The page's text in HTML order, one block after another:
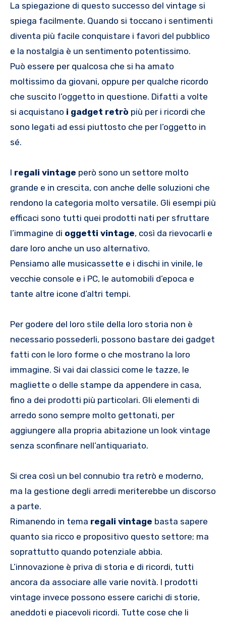
La spiegazione di questo successo del vintage si
spiega facilmente. Quando si toccano i sentimenti
diventa più facile conquistare i favori del pubblico
e la nostalgia è un sentimento potentissimo.
Può essere per qualcosa che si ha amato
moltissimo da giovani, oppure per qualche ricordo
che suscito l’oggetto in questione. Difatti a volte
si acquistano i gadget retrò più per i ricordi che
sono legati ad essi piuttosto che per l’oggetto in
sé.
I regali vintage però sono un settore molto
grande e in crescita, con anche delle soluzioni che
rendono la categoria molto versatile. Gli esempi più
efficaci sono tutti quei prodotti nati per sfruttare
l’immagine di oggetti vintage, così da rievocarli e
dare loro anche un uso alternativo.
Pensiamo alle musicassette e i dischi in vinile, le
vecchie console e i PC, le automobili d’epoca e
tante altre icone d’altri tempi.
Per godere del loro stile della loro storia non è
necessario possederli, possono bastare dei gadget
fatti con le loro forme o che mostrano la loro
immagine. Si vai dai classici come le tazze, le
magliette o delle stampe da appendere in casa,
fino a dei prodotti più particolari. Gli elementi di
arredo sono sempre molto gettonati, per
aggiungere alla propria abitazione un look vintage
senza sconfinare nell’antiquariato.
Si crea così un bel connubio tra retrò e moderno,
ma la gestione degli arredi meriterebbe un discorso
a parte.
Rimanendo in tema regali vintage basta sapere
quanto sia ricco e propositivo questo settore; ma
soprattutto quando potenziale abbia.
L’innovazione è priva di storia e di ricordi, tutti
ancora da associare alle varie novità. I prodotti
vintage invece possono essere carichi di storie,
aneddoti e piacevoli ricordi. Tutte cose che li